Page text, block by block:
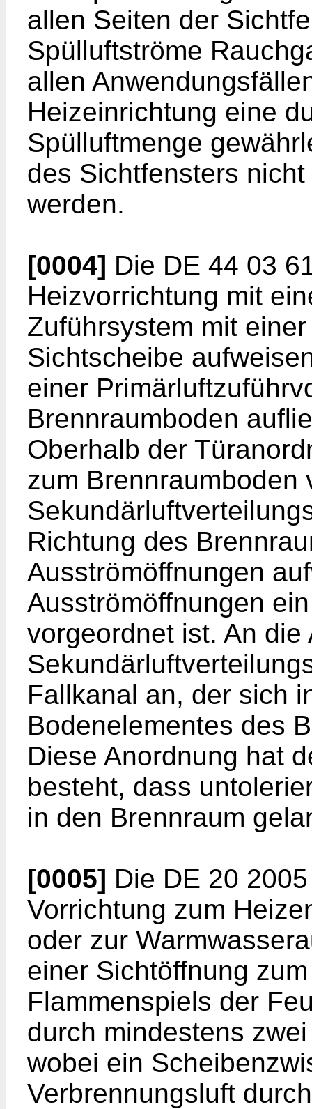
allen Seiten der
Spülluftströme
allen
Heizeinrichtung eine
Spülluftmenge
des Sichtfensters
werden.
[0004] Die DE 44 03
Heizvorrichtung mit
Zuführsystem mit
Sichtscheibe
einer
Brennraumboden
Oberhalb der
zum Brennraumboden
Richtung des
Ausströmöffnungen
Ausströmöffnungen
vorgeordnet ist. An
Fallkanal an, der sich
Bodenelementes des
Diese Anordnung hat
besteht, dass
in den Brennraum
[0005] Die DE 20
Vorrichtung zum
oder zur
einer Sichtöffnung
Flammenspiels der
durch mindestens
wobei ein
Verbrennungsluft